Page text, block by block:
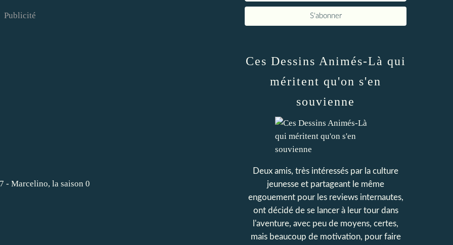
Publicité
Ces Dessins Animés-Là qui
méritent qu'on s'en
souvienne
Deux amis, très intéressés par la culture
jeunesse et partageant le même
engouement pour les reviews internautes,
ont décidé de se lancer à leur tour dans
l'aventure, avec peu de moyens, certes,
mais beaucoup de motivation, pour faire